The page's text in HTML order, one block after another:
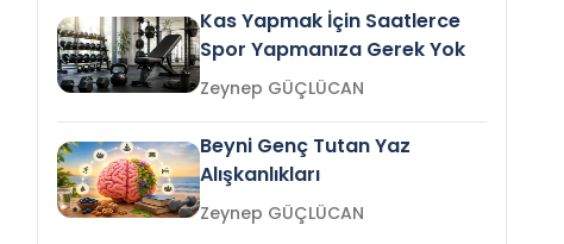
Kas Yapmak İçin Saatlerce
Spor Yapmanıza Gerek Yok
Zeynep GÜÇLÜCAN
Beyni Genç Tutan Yaz
Alışkanlıkları
Zeynep GÜÇLÜCAN